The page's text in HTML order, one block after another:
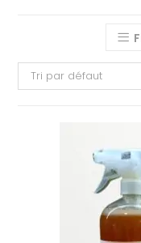
Tri par défaut